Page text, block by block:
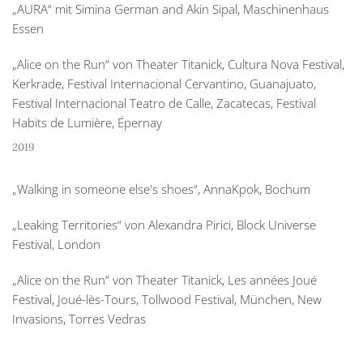
„AURA“ mit Simina German and Akin Sipal, Maschinenhaus
Essen
„Alice on the Run“ von Theater Titanick, Cultura Nova Festival,
Kerkrade, Festival Internacional Cervantino, Guanajuato,
Festival Internacional Teatro de Calle, Zacatecas, Festival
Habits de Lumière, Épernay
2019
„Walking in someone else's shoes“, AnnaKpok, Bochum
„Leaking Territories“ von Alexandra Pirici, Block Universe
Festival, London
„Alice on the Run“ von Theater Titanick, Les années Joué
Festival, Joué-lès-Tours, Tollwood Festival, München, New
Invasions, Torres Vedras